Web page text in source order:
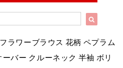
ラワーブラウス 花柄 ペプラム
バー クルーネック 半袖 ボリ